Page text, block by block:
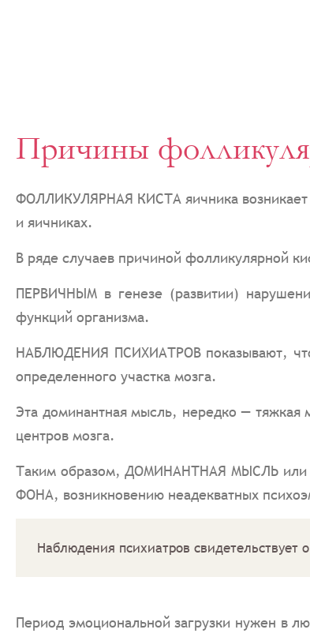
Причины
ФОЛЛИКУЛЯРНАЯ КИСТА яичника возникает
и яичниках.
В ряде случаев причиной фолликулярной
ПЕРВИЧНЫМ в генезе (развитии)
функций организма.
НАБЛЮДЕНИЯ ПСИХИАТРОВ показывают,
определенного участка мозга.
Эта доминантная мысль, нередко — тяжкая
центров мозга.
Таким образом, ДОМИНАНТНАЯ МЫСЛЬ или
ФОНА, возникновению неадекватных
Наблюдения психиатров
Период эмоциональной загрузки нужен в